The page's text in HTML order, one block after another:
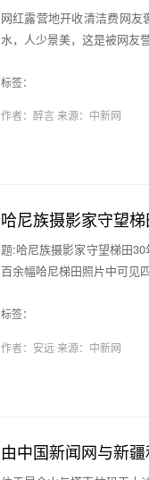
网红露营地开收清洁费网
水，人少景美，这是被网友
标签：
作者：醉言来源：中新网
哈尼族摄影家守望
题:哈尼族摄影家守望梯田
百余幅哈尼梯田照片中可见
标签：
作者：安远来源：中新网
由中国新闻网与新